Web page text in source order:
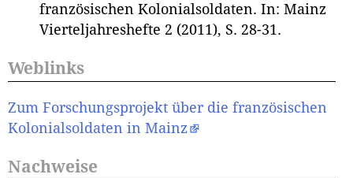
französischen Kolonialsoldaten. In: Mainz
Vierteljahreshefte 2 (2011), S. 28-31.
Weblinks
Zum Forschungsprojekt über die französischen
Kolonialsoldaten in Mainz
Nachweise